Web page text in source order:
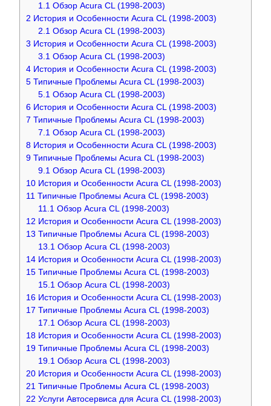
1.1 Обзор Acura CL (1998-2003)
2 История и Особенности Acura CL (1998-2003)
2.1 Обзор Acura CL (1998-2003)
3 История и Особенности Acura CL (1998-2003)
3.1 Обзор Acura CL (1998-2003)
4 История и Особенности Acura CL (1998-2003)
5 Типичные Проблемы Acura CL (1998-2003)
5.1 Обзор Acura CL (1998-2003)
6 История и Особенности Acura CL (1998-2003)
7 Типичные Проблемы Acura CL (1998-2003)
7.1 Обзор Acura CL (1998-2003)
8 История и Особенности Acura CL (1998-2003)
9 Типичные Проблемы Acura CL (1998-2003)
9.1 Обзор Acura CL (1998-2003)
10 История и Особенности Acura CL (1998-2003)
11 Типичные Проблемы Acura CL (1998-2003)
11.1 Обзор Acura CL (1998-2003)
12 История и Особенности Acura CL (1998-2003)
13 Типичные Проблемы Acura CL (1998-2003)
13.1 Обзор Acura CL (1998-2003)
14 История и Особенности Acura CL (1998-2003)
15 Типичные Проблемы Acura CL (1998-2003)
15.1 Обзор Acura CL (1998-2003)
16 История и Особенности Acura CL (1998-2003)
17 Типичные Проблемы Acura CL (1998-2003)
17.1 Обзор Acura CL (1998-2003)
18 История и Особенности Acura CL (1998-2003)
19 Типичные Проблемы Acura CL (1998-2003)
19.1 Обзор Acura CL (1998-2003)
20 История и Особенности Acura CL (1998-2003)
21 Типичные Проблемы Acura CL (1998-2003)
22 Услуги Автосервиса для Acura CL (1998-2003)